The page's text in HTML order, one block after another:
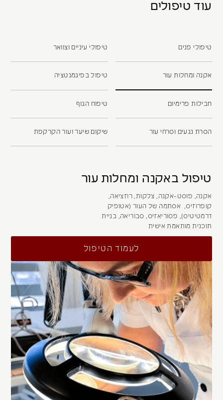
עוד טיפולים
טיפולי עיניים וצוואר טיפולי פנים
טיפול בפיגמנטציה אקנה ומחלות עור
טיפוח הגוף חבילות פרימיום
שיקום שיער ועור הקרקפת הסרת נגעים וסרחי עור
טיפול באקנה ומחלות עור
אקנה, פוסט-אקנה, צלקות, רוזציאה,
קופרוזיס, אסתמה של העור (אטופיק
דרמטיטיס), פסוריאזיס, סבוריאה, בניית
תוכנית מותאמת אישית
לעמוד הטיפול